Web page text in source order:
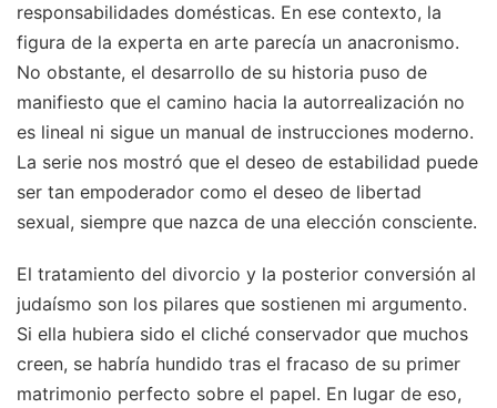
responsabilidades domésticas. En ese contexto, la
figura de la experta en arte parecía un anacronismo.
No obstante, el desarrollo de su historia puso de
manifiesto que el camino hacia la autorrealización no
es lineal ni sigue un manual de instrucciones moderno.
La serie nos mostró que el deseo de estabilidad puede
ser tan empoderador como el deseo de libertad
sexual, siempre que nazca de una elección consciente.
El tratamiento del divorcio y la posterior conversión al
judaísmo son los pilares que sostienen mi argumento.
Si ella hubiera sido el cliché conservador que muchos
creen, se habría hundido tras el fracaso de su primer
matrimonio perfecto sobre el papel. En lugar de eso,